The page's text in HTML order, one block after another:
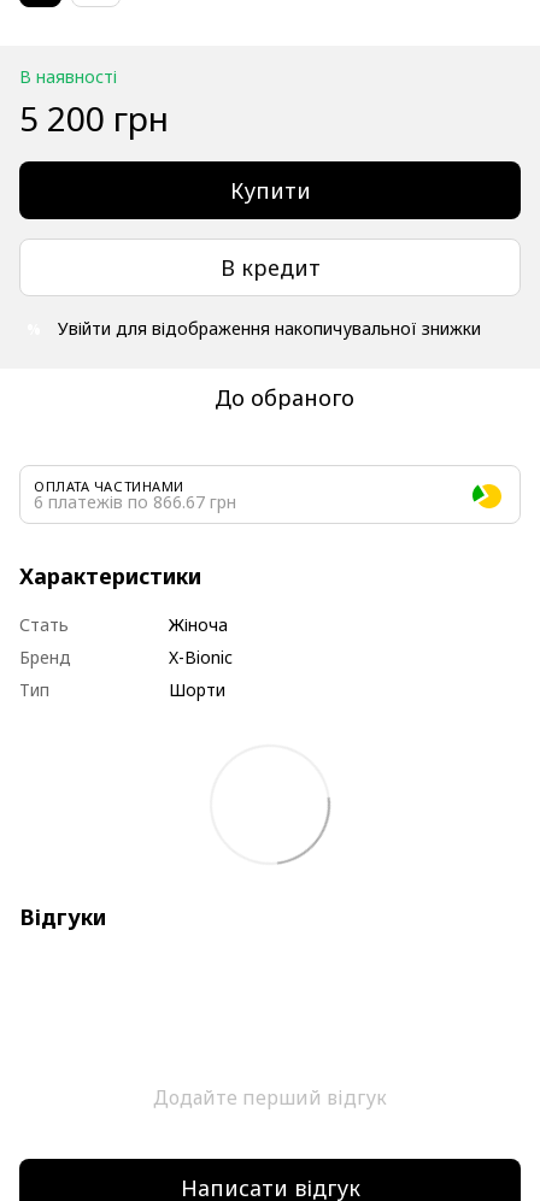
В наявності
5 200 грн
Купити
В кредит
Увійти для відображення накопичувальної знижки
До обраного
ОПЛАТА ЧАСТИНАМИ
6 платежів по 866.67 грн
Характеристики
Стать
Жіноча
Бренд
X-Bionic
Тип
Шорти
Відгуки
Додайте перший відгук
Написати відгук